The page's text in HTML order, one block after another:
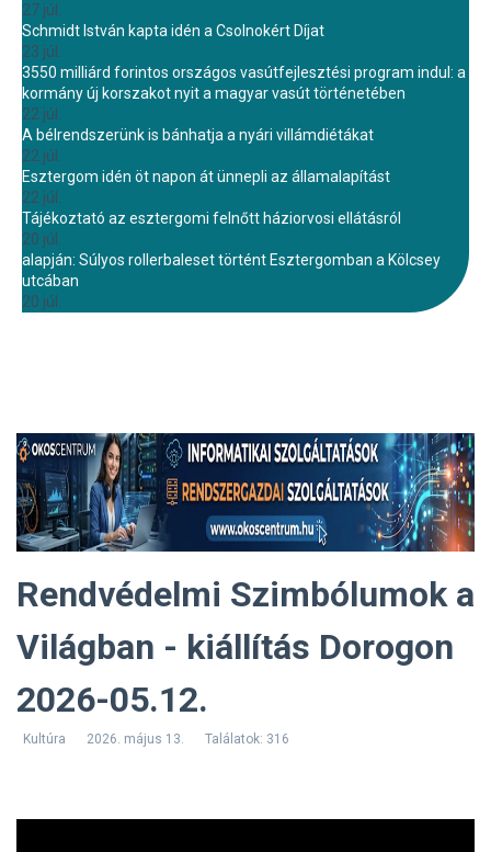
27 júl.
Schmidt István kapta idén a Csolnokért Díjat
23 júl.
3550 milliárd forintos országos vasútfejlesztési program indul: a
kormány új korszakot nyit a magyar vasút történetében
22 júl.
A bélrendszerünk is bánhatja a nyári villámdiétákat
22 júl.
Esztergom idén öt napon át ünnepli az államalapítást
22 júl.
Tájékoztató az esztergomi felnőtt háziorvosi ellátásról
20 júl.
alapján: Súlyos rollerbaleset történt Esztergomban a Kölcsey
utcában
20 júl.
Rendvédelmi Szimbólumok a
Világban - kiállítás Dorogon
2026-05.12.
Kultúra 2026. május 13. Találatok: 316